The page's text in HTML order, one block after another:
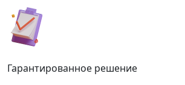
Гарантированное решение